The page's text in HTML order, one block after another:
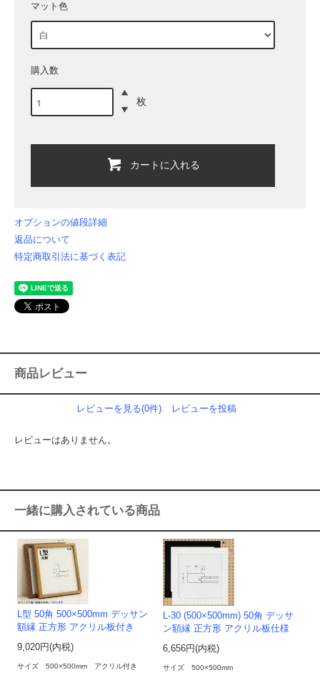
マット色
購入数
枚
カートに入れる
オプションの値段詳細
返品について
特定商取引法に基づく表記
商品レビュー
レビューを見る(0件) レビューを投稿
レビューはありません。
一緒に購入されている商品
L型 50角 500×500mm デッサン
額縁 正方形 アクリル板付き
9,020円(内税)
サイズ 500×500mm アクリル付き
L-30 (500×500mm) 50角 デッサ
ン額縁 正方形 アクリル板仕様
6,656円(内税)
サイズ 500×500mm